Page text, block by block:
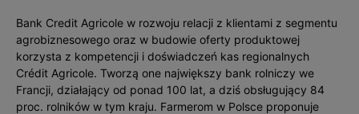
Bank Credit Agricole w rozwoju relacji z klientami z segmentu
agrobiznesowego oraz w budowie oferty produktowej
korzysta z kompetencji i doświadczeń kas regionalnych
Crédit Agricole. Tworzą one największy bank rolniczy we
Francji, działający od ponad 100 lat, a dziś obsługujący 84
proc. rolników w tym kraju. Farmerom w Polsce proponuje